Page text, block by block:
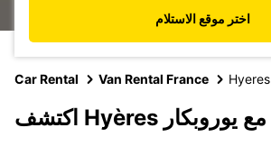
اختر موقع الاستلام
Car Rental Van Rental France Hyeres
اكتشف Hyères مع يوروبكار